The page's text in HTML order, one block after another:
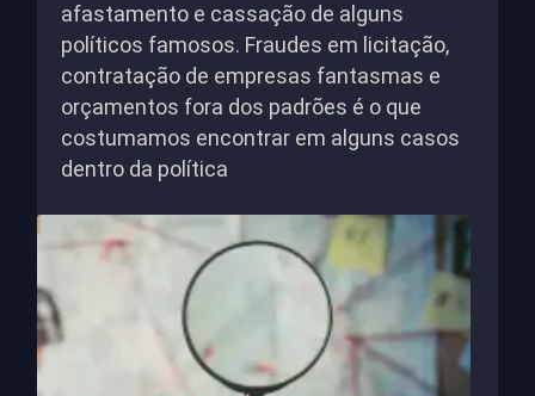
afastamento e cassação de alguns
políticos famosos. Fraudes em licitação,
contratação de empresas fantasmas e
orçamentos fora dos padrões é o que
costumamos encontrar em alguns casos
dentro da política